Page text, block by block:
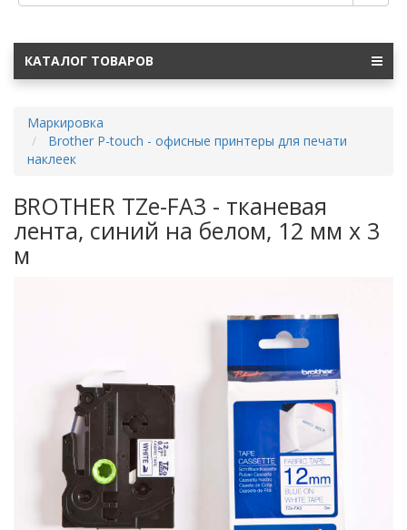
КАТАЛОГ ТОВАРОВ
Маркировка
Brother P-touch - офисные принтеры для печати
наклеек
BROTHER TZe-FA3 - тканевая
лента, синий на белом, 12 мм х 3
м